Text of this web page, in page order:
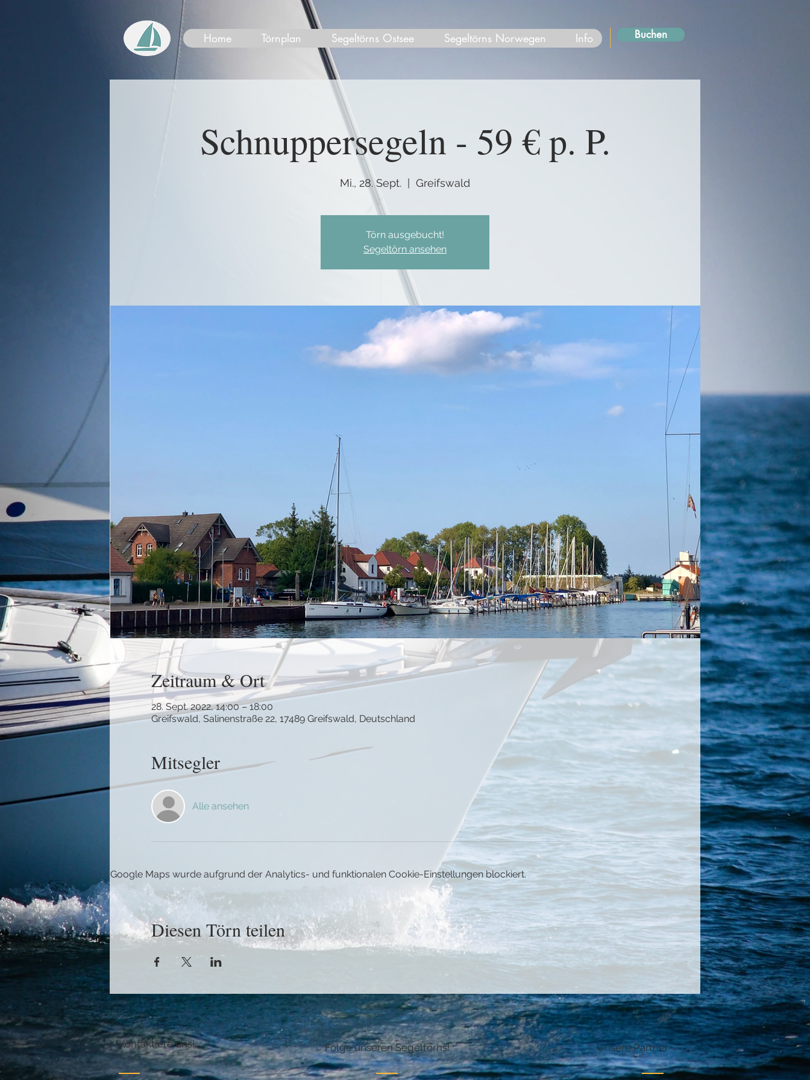
Home Törnplan Segeltörns Ostsee Segeltörns Norwegen Info Buchen
Schnuppersegeln - 59 € p. P.
Mi., 28. Sept. Greifswald
Törn ausgebucht!
Segeltörn ansehen
Zeitraum & Ort
28. Sept. 2022, 14:00 – 18:00
Greifswald, Salinenstraße 22, 17489 Greifswald, Deutschland
Mitsegler
Alle ansehen
Google Maps wurde aufgrund der Analytics- und funktionalen Cookie-Einstellungen blockiert.
Diesen Törn teilen
Unsere Partner
Kontaktiere uns! Folge unseren Segeltörns!